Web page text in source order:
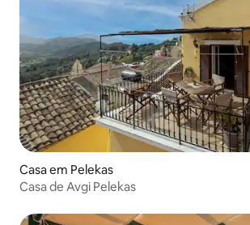
Casa em Pelekas
Casa de Avgi Pelekas